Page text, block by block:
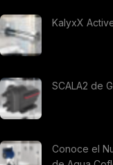
KalyxX
SCALA2 de
Conoce el